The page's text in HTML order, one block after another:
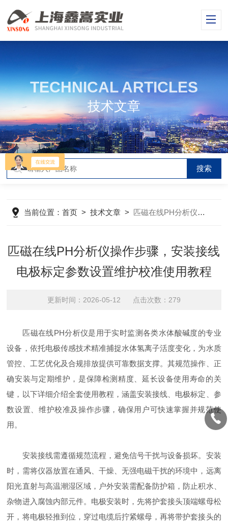
TECHNICAL ARTICLES
技术文章
当前位置：首页 >技术文章 > 匹磁在线PH分析仪操作步骤，安装接线电极标定参数设置维护校准使用教程
匹磁在线PH分析仪操作步骤，安装接线
电极标定参数设置维护校准使用教程
更新时间：2026-05-12 点击次数：279
匹磁在线PH分析仪是用于实时监测各类水体酸碱度的专业
设备，依托电极传感技术精准捕捉水体氢离子活度变化，为水质
管控、工艺优化及合规排放提供可靠数据支撑。其规范操作、正
确安装与定期维护，是保障检测精度、延长设备使用寿命的关
键，以下详细介绍全套使用教程，涵盖安装接线、电极标定、参
数设置、维护校准及操作步骤，确保用户可快速掌握并规范使
用。
安装接线需遵循规范流程，避免信号干扰与设备损坏。安装
时，需将仪器放置在通风、干燥、无强电磁干扰的环境中，远离
阳光直射与高温潮湿区域，户外安装需配备防护箱，防止积水、
杂物进入腐蚀内部元件。电极安装时，先将护套接头顶端螺母松
开，将电极轻推到位，穿过电缆后拧紧螺母，再将带护套接头的